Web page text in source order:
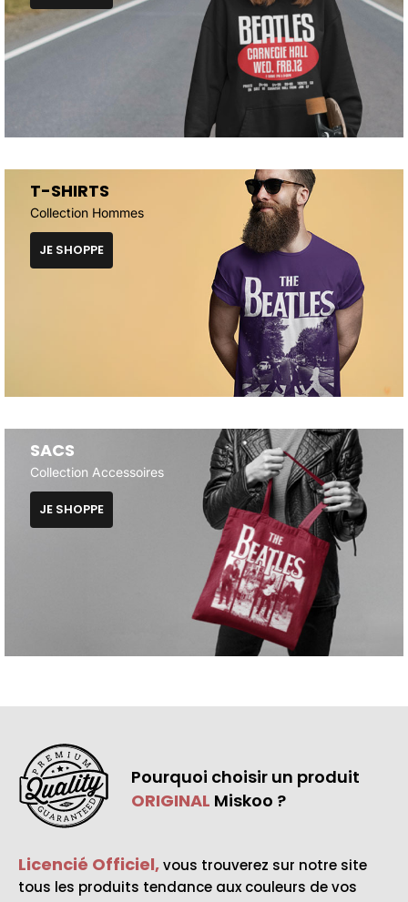
T-SHIRTS
Collection Hommes
JE SHOPPE
SACS
Collection Accessoires
JE SHOPPE
Pourquoi choisir un produit
ORIGINAL Miskoo ?
Licencié Officiel,vous trouverez sur notre site
tous les produits tendance aux couleurs de vos